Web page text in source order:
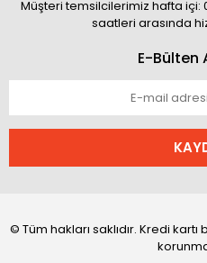
Müşteri temsilcilerimiz hafta içi:
saatleri arasında
E-Bülten
© Tüm hakları saklıdır. Kredi